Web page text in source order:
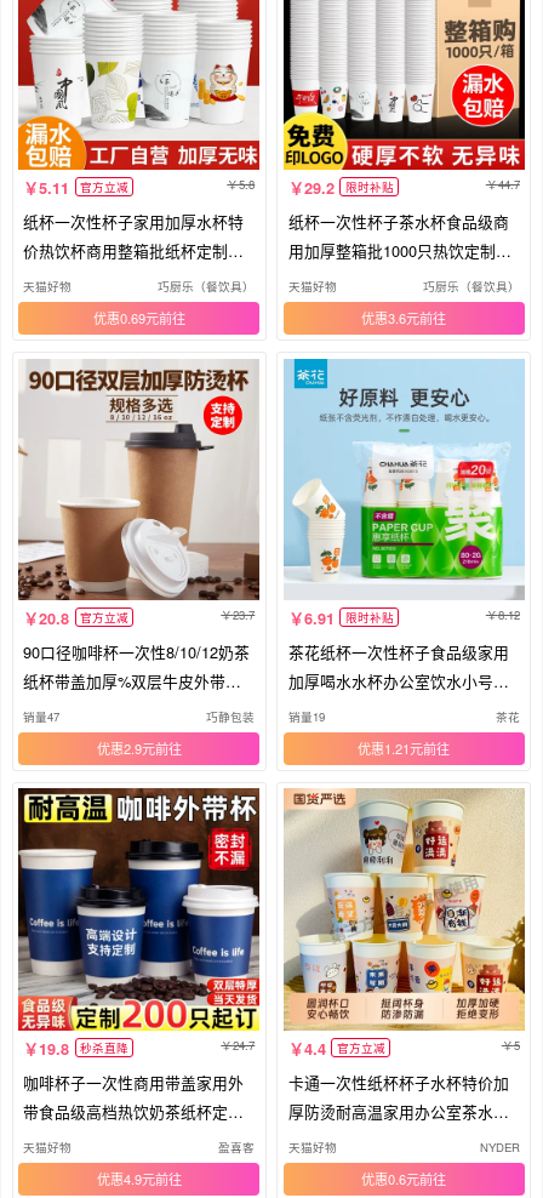
5.11 官方立减 5.8
纸杯一次性杯子家用加厚水杯特
价热饮杯商用整箱批纸杯定制印l
ogo
天猫好物 巧厨乐（餐饮具）
优惠0.69元
29.2 限时补贴 44.7
纸杯一次性杯子茶水杯食品级商
用加厚整箱批1000只热饮定制印l
ogo
天猫好物 巧厨乐（餐饮具）
优惠3.6元
20.8 官方立减 23.7
90口径咖啡杯一次性8/10/12奶茶
纸杯带盖加厚%双层牛皮外带热
饮杯
销量47 巧静包装
优惠2.9元
6.91 限时补贴 8.12
茶花纸杯一次性杯子食品级家用
加厚喝水水杯办公室饮水小号商
用
销量19 茶花
优惠1.21元
19.8 秒杀直降 24.7
咖啡杯子一次性商用带盖家用外
带食品级高档热饮奶茶纸杯定制l
ogo
天猫好物 盈喜客
优惠4.9元
4.4 官方立减 5
卡通一次性纸杯杯子水杯特价加
厚防烫耐高温家用办公室茶水杯
精致
天猫好物 NYDER
优惠0.6元